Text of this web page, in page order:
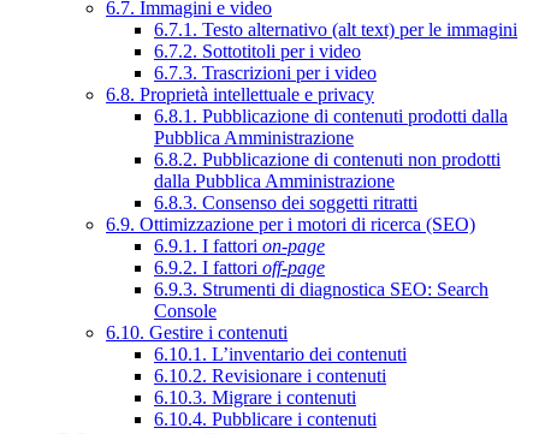
6.7. Immagini e video
6.7.1. Testo alternativo (alt text) per le immagini
6.7.2. Sottotitoli per i video
6.7.3. Trascrizioni per i video
6.8. Proprietà intellettuale e privacy
6.8.1. Pubblicazione di contenuti prodotti dalla
Pubblica Amministrazione
6.8.2. Pubblicazione di contenuti non prodotti
dalla Pubblica Amministrazione
6.8.3. Consenso dei soggetti ritratti
6.9. Ottimizzazione per i motori di ricerca (SEO)
6.9.1. I fattori on-page
6.9.2. I fattori off-page
6.9.3. Strumenti di diagnostica SEO: Search
Console
6.10. Gestire i contenuti
6.10.1. L’inventario dei contenuti
6.10.2. Revisionare i contenuti
6.10.3. Migrare i contenuti
6.10.4. Pubblicare i contenuti